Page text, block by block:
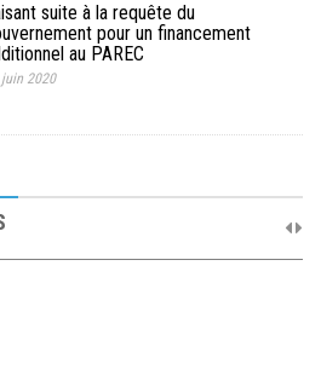
suite à la requête du
pour un financement
au PAREC
juin 2020